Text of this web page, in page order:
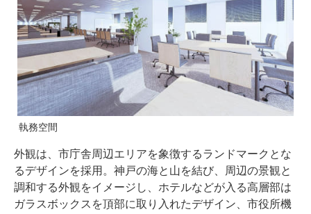
執務空間
外観は、市庁舎周辺エリアを象徴するランドマークとな
るデザインを採用。神戸の海と山を結び、周辺の景観と
調和する外観をイメージし、ホテルなどが入る高層部は
ガラスボックスを頂部に取り入れたデザイン、市役所機